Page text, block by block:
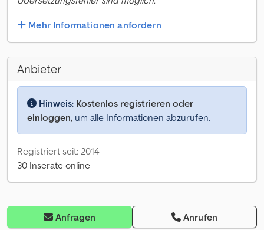
Mehr Informationen anfordern
Anbieter
Hinweis: Kostenlos registrieren oder
einloggen, um alle Informationen abzurufen.
Registriert seit: 2014
30 Inserate online
Anfragen Anrufen